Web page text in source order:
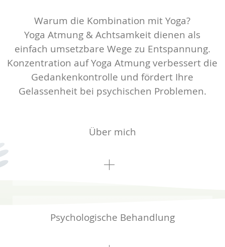
Warum die Kombination mit Yoga?
Yoga Atmung & Achtsamkeit dienen als
einfach umsetzbare Wege zu Entspannung.
Konzentration auf Yoga Atmung verbessert die
Gedankenkontrolle und fördert Ihre
Gelassenheit bei psychischen Problemen.
Über mich
Psychologische Behandlung